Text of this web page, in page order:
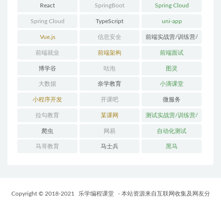
营/体系课
React SpringBoot Spring Cloud
Spring Cloud
Alibaba
TypeScript uni-app
Vue.js 信息安全 前端实战营/训练营/
体系课
前端就业 前端架构 前端面试
博学谷 咕泡 图灵
大数据 奈学教育 小滴课堂
小程序开发 开课吧 微服务
拉勾教育 某课网 测试实战营/训练营/
体系课
爬虫 网易 自动化测试
马哥教育 马士兵 黑马
Copyright © 2018-2021 乐学编程课堂 - 本站资源来自互联网收集及网友分